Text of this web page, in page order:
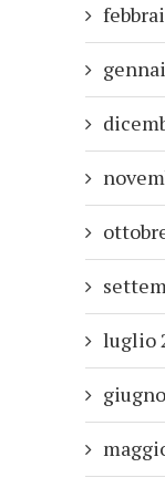
luglio